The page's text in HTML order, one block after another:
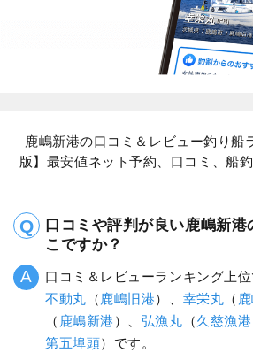
鹿嶋新港の口コミ＆レビュー釣り船
版】最安値ネット予約、口コミ、船
口コミや評判が良い鹿嶋新
こですか？
口コミ＆レビューランキング上位
不動丸 （ 鹿嶋旧港）、 幸栄丸 （
（ 鹿嶋新港 ）、 弘漁丸 （久慈漁港
第五埠頭）です。